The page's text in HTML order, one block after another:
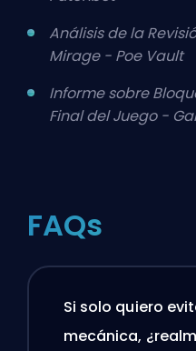
Análisis de la
Mirage - Poe Vault
Informe sobre
Final del Juego -
FAQs
Si solo quiero
mecánica,